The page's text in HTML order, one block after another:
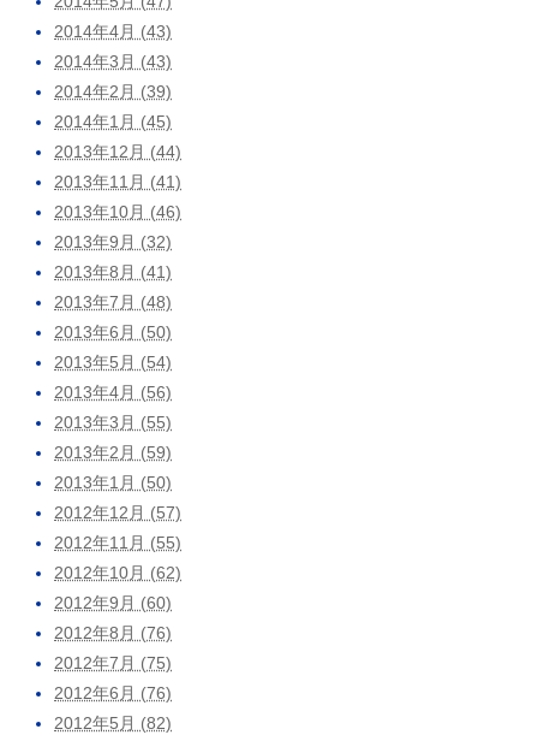
2014年4月 (43)
2014年3月 (43)
2014年2月 (39)
2014年1月 (45)
2013年12月 (44)
2013年11月 (41)
2013年10月 (46)
2013年9月 (32)
2013年8月 (41)
2013年7月 (48)
2013年6月 (50)
2013年5月 (54)
2013年4月 (56)
2013年3月 (55)
2013年2月 (59)
2013年1月 (50)
2012年12月 (57)
2012年11月 (55)
2012年10月 (62)
2012年9月 (60)
2012年8月 (76)
2012年7月 (75)
2012年6月 (76)
2012年5月 (82)